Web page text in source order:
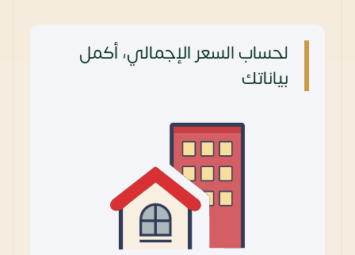
لحساب السعر الإجمالي، أكمل
بياناتك